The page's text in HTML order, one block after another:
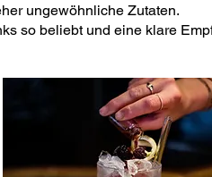
ungewöhnliche Zutaten.
so beliebt und eine klare